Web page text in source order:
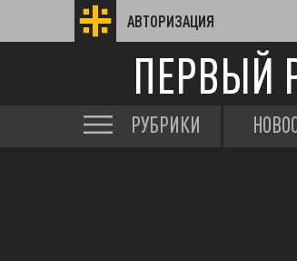
АВТОРИЗАЦИЯ
ПЕРВЫЙ
РУБРИКИ